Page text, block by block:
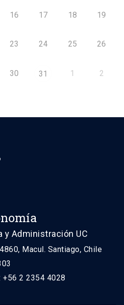
16 17 18 19
23 24 25 26
30 31 1 2
y Administración UC
Macul. Santiago, Chile
2 2354 4028